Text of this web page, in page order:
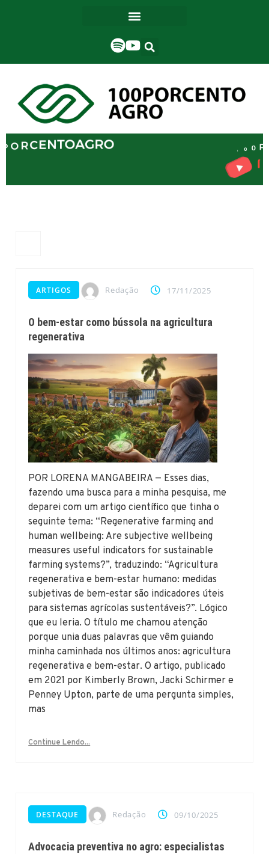
ARTIGOS Redação 17/11/2025
O bem-estar como bússola na agricultura
regenerativa
POR LORENA MANGABEIRA — Esses dias,
fazendo uma busca para a minha pesquisa, me
deparei com um artigo científico que tinha o
seguinte tema: “Regenerative farming and
human wellbeing: Are subjective wellbeing
measures useful indicators for sustainable
farming systems?”, traduzindo: “Agricultura
regenerativa e bem-estar humano: medidas
subjetivas de bem-estar são indicadores úteis
para sistemas agrícolas sustentáveis?”. Lógico
que eu leria. O título me chamou atenção
porque unia duas palavras que vêm guiando
minha caminhada nos últimos anos: agricultura
regenerativa e bem-estar. O artigo, publicado
em 2021 por Kimberly Brown, Jacki Schirmer e
Penney Upton, parte de uma pergunta simples,
mas
Continue Lendo...
DESTAQUE Redação 09/10/2025
Advocacia preventiva no agro: especialistas